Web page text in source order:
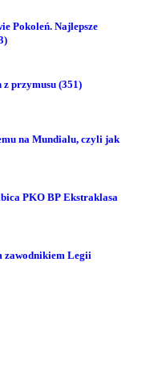
Pokoleń. Najlepsze
przymusu (351)
na Mundialu, czyli jak
PKO BP Ekstraklasa
zawodnikiem Legii